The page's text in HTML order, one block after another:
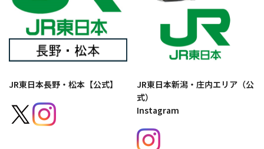
JR東日本長野・松本【公式】
JR東日本新潟・庄内エリア（公
式）
Instagram